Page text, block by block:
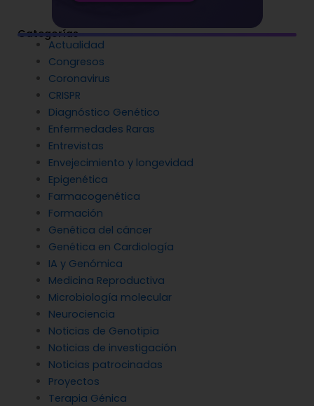
Categorías
Actualidad
Congresos
Coronavirus
CRISPR
Diagnóstico Genético
Enfermedades Raras
Entrevistas
Envejecimiento y longevidad
Epigenética
Farmacogenética
Formación
Genética del cáncer
Genética en Cardiología
IA y Genómica
Medicina Reproductiva
Microbiología molecular
Neurociencia
Noticias de Genotipia
Noticias de investigación
Noticias patrocinadas
Proyectos
Terapia Génica